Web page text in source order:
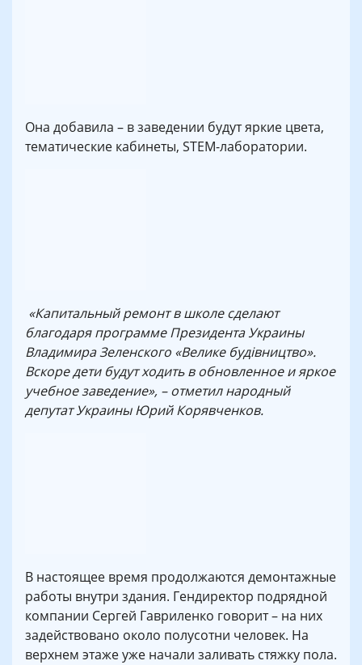
Она добавила – в заведении будут яркие цвета,
тематические кабинеты, STEM-лаборатории.
«Капитальный ремонт в школе сделают
благодаря программе Президента Украины
Владимира Зеленского «Велике будівництво».
Вскоре дети будут ходить в обновленное и яркое
учебное заведение», – отметил народный
депутат Украины Юрий Корявченков.
В настоящее время продолжаются демонтажные
работы внутри здания. Гендиректор подрядной
компании Сергей Гавриленко говорит – на них
задействовано около полусотни человек. На
верхнем этаже уже начали заливать стяжку пола.